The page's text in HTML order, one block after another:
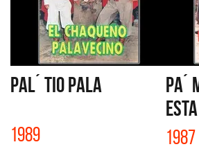
PAL´ TIO PALA
1989
PA´
1987